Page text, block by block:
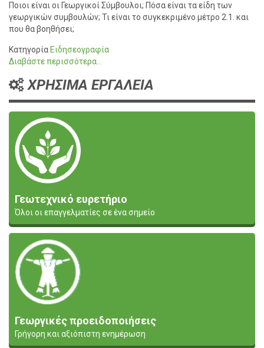
Ποιοι είναι οι Γεωργικοί Σύμβουλοι; Πόσα είναι τα είδη των
γεωργικών συμβουλών; Τι είναι το συγκεκριμένο μέτρο 2.1. και
που θα βοηθήσει;
Κατηγορία Ειδησεογραφία
Διαβάστε περισσότερα...
ΧΡΗΣΙΜΑ ΕΡΓΑΛΕΙΑ
Γεωτεχνικό ευρετήριο
Όλοι οι επαγγελματίες σε ένα σημείο
Γεωργικές προειδοποιήσεις
Γρήγορη και αξιόπιστη ενημέρωση